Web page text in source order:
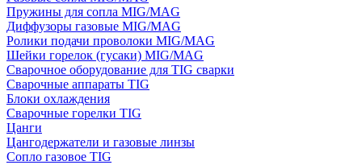
Пружины для сопла MIG/MAG
Диффузоры газовые MIG/MAG
Ролики подачи проволоки MIG/MAG
Шейки горелок (гусаки) MIG/MAG
Сварочное оборудование для TIG сварки
Сварочные аппараты TIG
Блоки охлаждения
Сварочные горелки TIG
Цанги
Цангодержатели и газовые линзы
Сопло газовое TIG